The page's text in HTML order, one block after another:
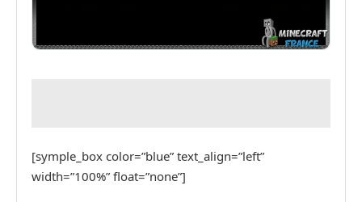
[symple_box color=”blue” text_align=”left”
width=”100%” float=”none”]